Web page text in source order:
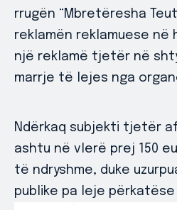
rrugën “Mbretëresha
reklamën reklamuese
një reklamë tjetër në
marrje të lejes nga
Ndërkaq subjekti tjetër
ashtu në vlerë prej 150
të ndryshme, duke
publike pa leje përkatëse